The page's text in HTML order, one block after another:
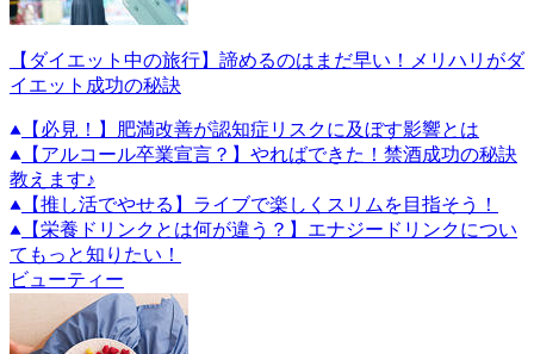
【ダイエット中の旅行】諦めるのはまだ早い！メリハリがダ
イエット成功の秘訣
【必見！】肥満改善が認知症リスクに及ぼす影響とは
【アルコール卒業宣言？】やればできた！禁酒成功の秘訣
教えます♪
【推し活でやせる】ライブで楽しくスリムを目指そう！
【栄養ドリンクとは何が違う？】エナジードリンクについ
てもっと知りたい！
ビューティー